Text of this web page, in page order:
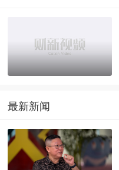
最新新闻